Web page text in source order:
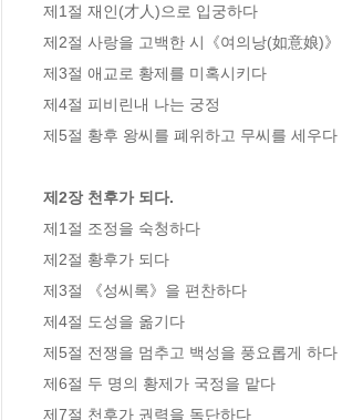
제1절 재인(才人)으로 입궁하다
제2절 사랑을 고백한 시《여의낭(如意娘)》
제3절 애교로 황제를 미혹시키다
제4절 피비린내 나는 궁정
제5절 황후 왕씨를 폐위하고 무씨를 세우다
제2장 천후가 되다.
제1절 조정을 숙청하다
제2절 황후가 되다
제3절 《성씨록》을 편찬하다
제4절 도성을 옮기다
제5절 전쟁을 멈추고 백성을 풍요롭게 하다
제6절 두 명의 황제가 국정을 맡다
제7절 천후가 권력을 독단하다